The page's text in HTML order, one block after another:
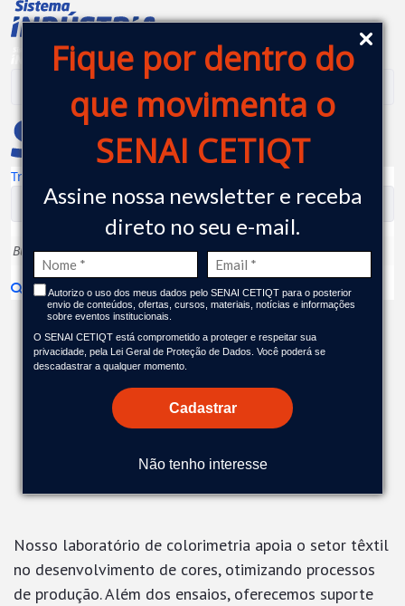
Fique por dentro do
que movimenta o
SENAI CETIQT
Assine nossa newsletter e receba
direto no seu e-mail.
Autorizo o uso dos meus dados pelo SENAI CETIQT para o posterior
envio de conteúdos, ofertas, cursos, materiais, notícias e informações
sobre eventos institucionais.
O SENAI CETIQT está comprometido a proteger e respeitar sua
privacidade, pela Lei Geral de Proteção de Dados. Você poderá se
descadastrar a qualquer momento.
Cadastrar
Não tenho interesse
Pular para o Conteúdo principal
Laboratório de Colorimetria
Transparência
Metrologia
Laboratório de
Colorimetria
Nosso laboratório de colorimetria apoia o setor têxtil
no desenvolvimento de cores, otimizando processos
de produção. Além dos ensaios, oferecemos suporte